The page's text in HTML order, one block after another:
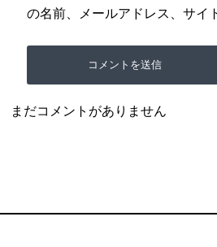
の名前、メールアドレス、サイ
まだコメントがありません